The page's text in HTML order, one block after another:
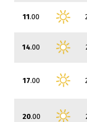
11.00
14.00
17.00
20.00